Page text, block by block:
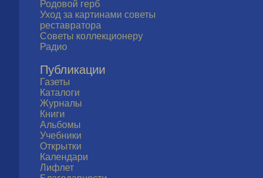
Родовой герб
Уход за картинами советы
реставратора
Советы коллекционеру
Радио
Публикации
Газеты
Каталоги
Журналы
Книги
Альбомы
Учебники
Открытки
Календари
Лифлет